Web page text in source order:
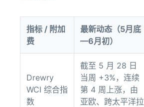
指标 / 附加
费
最新动态（5月底
—6月初）
Drewry
WCI 综合指
数
截至 5 月 28 日
当周 +3%，连续
第 4 周上涨，由
亚欧、跨太平洋拉